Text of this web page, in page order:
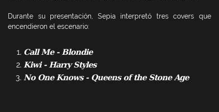
Durante su presentación, Sepia interpretó tres covers que
encendieron el escenario:
Call Me - Blondie
Kiwi - Harry Styles
No One Knows - Queens of the Stone Age